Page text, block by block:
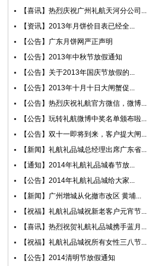
【喜讯】热烈庆祝广州礼航天河分公司...
【资讯】2013年月饼价目表已经全...
【公告】广东月饼网严正声明
【公告】2013年中秋节放假通知
【公告】关于2013年国庆节放假的...
【公告】2013年十月十日大闸蟹促...
【公告】热烈庆祝礼航官方微信，微博...
【公告】玩转礼航微博中奖名单颁布啦...
【公告】双十一即将到来，客户提大闸...
【新闻】礼航礼品城总经理出席广东省...
【通知】2014年礼航礼品城春节放...
【公告】2014年礼航礼品城给大家...
【新闻】广州增城从化撤市改区 黄埔...
【祝福】礼航礼品城祝新老客户元宵节...
【喜讯】热烈祝贺礼航礼品城携手蓝月...
【祝福】礼航礼品城祝所有女性三八节...
【公告】2014清明节放假通知